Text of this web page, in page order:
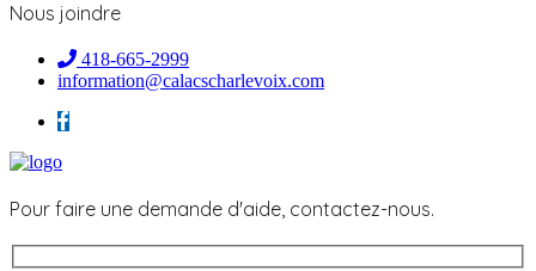
Nous joindre
418-665-2999
information@calacscharlevoix.com
Pour faire une demande d'aide, contactez-nous.